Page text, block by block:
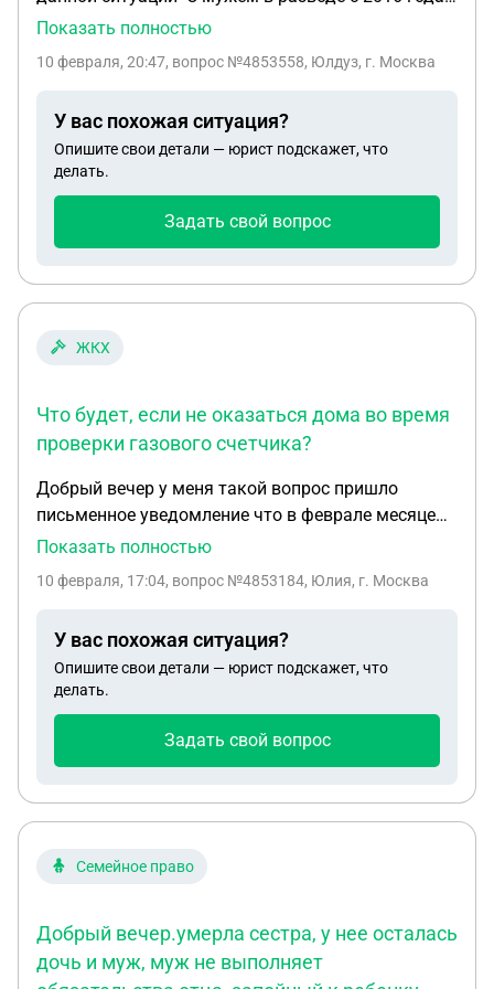
официально алиментов не получаю . Для
заверенная нотариусом, о том что , он
суммы. Проблема в том что , бывший муж
проживает за границей , а именно в Турции .
Возможно ли оформить ему справку там ? Или
Россию , подтверждающий что он не против , и я,
прописки?
Показать полностью
10 февраля, 20:47, вопрос №4853558, Юлдуз, г. Москва
У вас похожая ситуация?
Опишите свои детали — юрист подскажет, что
делать.
Задать свой вопрос
ЖКХ
Что будет, если не оказаться дома во время
проверки газового счетчика?
Добрый вечер у меня такой вопрос пришло
письменное уведомление что в феврале месяце
будут проводить проверку по газовому счётчику
показаний ,я работаю каждый день и муж тоже
выписать штраф ?
Показать полностью
10 февраля, 17:04, вопрос №4853184, Юлия, г. Москва
У вас похожая ситуация?
Опишите свои детали — юрист подскажет, что
делать.
Задать свой вопрос
Семейное право
Добрый вечер.умерла сестра, у нее осталась
дочь и муж, муж не выполняет